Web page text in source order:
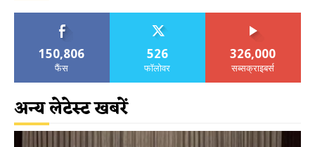
150,806
फैंस
526
फॉलोवर
326,000
सब्सक्राइबर्स
अन्य लेटेस्ट खबरें